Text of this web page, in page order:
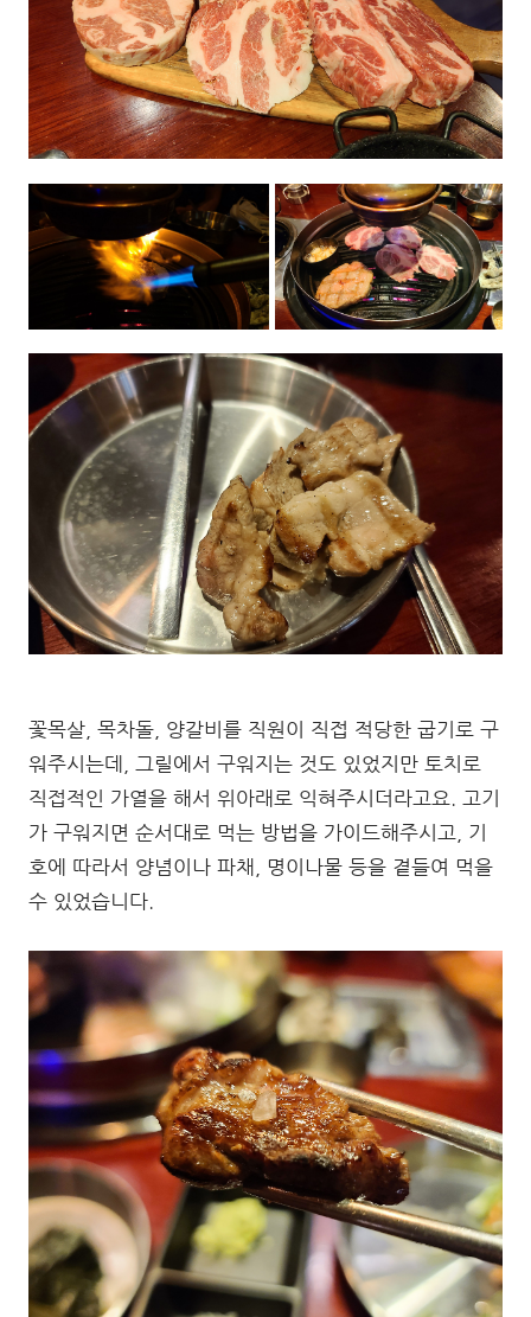
꽃목살, 목차돌, 양갈비를 직원이 직접 적당한 굽기로 구
워주시는데, 그릴에서 구워지는 것도 있었지만 토치로
직접적인 가열을 해서 위아래로 익혀주시더라고요. 고기
가 구워지면 순서대로 먹는 방법을 가이드해주시고, 기
호에 따라서 양념이나 파채, 명이나물 등을 곁들여 먹을
수 있었습니다.